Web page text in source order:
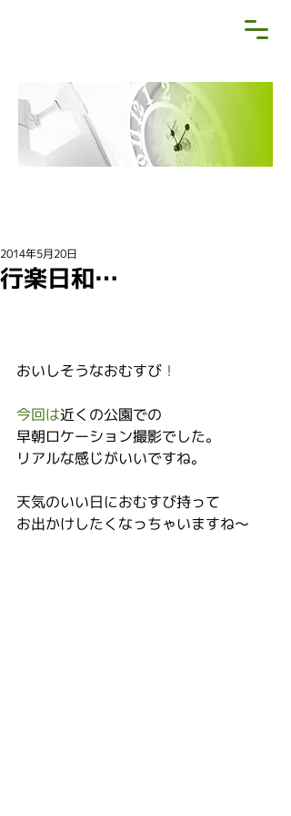
行楽日和…
2014年5月20日
おいしそうなおむすび ！
今回は近くの公園での
早朝ロケーション撮影でした。
リアルな感じがいいですね。
天気のいい日におむすび持って
お出かけしたくなっちゃいますね～